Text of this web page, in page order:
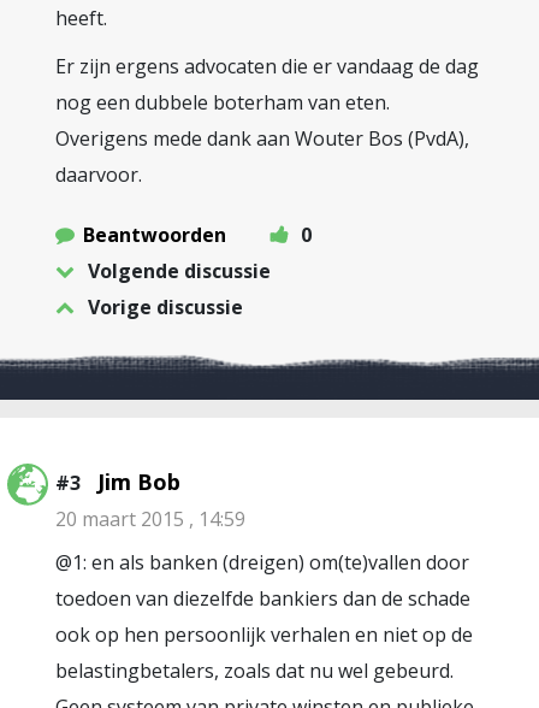
heeft.
Er zijn ergens advocaten die er vandaag de dag
nog een dubbele boterham van eten.
Overigens mede dank aan Wouter Bos (PvdA),
daarvoor.
Beantwoorden
0
Volgende discussie
Vorige discussie
#3 Jim Bob
20 maart 2015 , 14:59
@1: en als banken (dreigen) om(te)vallen door
toedoen van diezelfde bankiers dan de schade
ook op hen persoonlijk verhalen en niet op de
belastingbetalers, zoals dat nu wel gebeurd.